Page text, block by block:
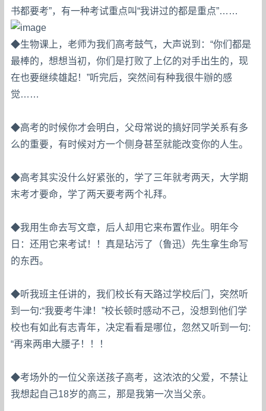
书都要考”，有一种考试重点叫“我讲过的都是重点”……
◆生物课上，老师为我们高考鼓气，大声说到：“你们都是
最棒的，想想当初，你们是打败了上亿的对手出生的，现
在也要继续雄起！”听完后，突然间有种我很牛辦的感
觉……
◆高考的时候你才会明白，父母常说的搞好同学关系有多
么的重要，有时候对方一个侧身甚至就能改变你的人生。
◆高考其实没什么好紧张的，学了三年就考两天，大学期
末考才要命，学了两天要考两个礼拜。
◆我用生命去写文章，后人却用它来布置作业。明年今
日：还用它来考试！！真是玷污了（鲁迅）先生拿生命写
的东西。
◆听我班主任讲的，我们校长有天路过学校后门，突然听
到一句:“我要考牛津！”校长顿时感动不己，没想到他们学
校也有如此有志青年，决定看看是哪位，忽然又听到一句:
“再来两串大腰子！！！
◆考场外的一位父亲送孩子高考，这浓浓的父爱，不禁让
我想起自己18岁的高三，那是我第一次当父亲。